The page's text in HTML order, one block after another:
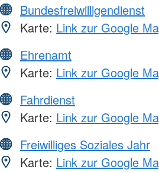
Bundesfreiwilligendienst
Karte: Link zur Google
Ehrenamt
Karte: Link zur Google
Fahrdienst
Karte: Link zur Google
Freiwilliges Soziales Jahr
Karte: Link zur Google